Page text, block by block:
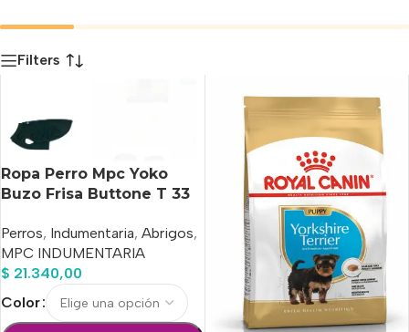
Filters
Ropa Perro Mpc Yoko
Buzo Frisa Buttone T 33
Perros, Indumentaria, Abrigos,
MPC INDUMENTARIA
$ 21.340,00
Color